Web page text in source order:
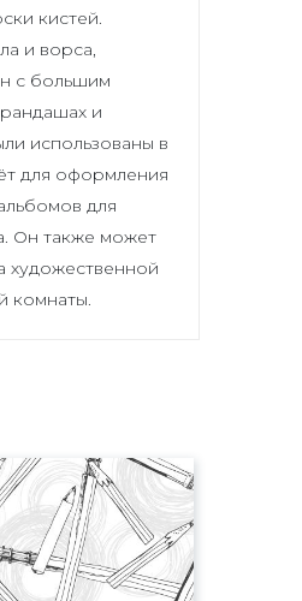
кистей.
и ворса,
с большим
и
использованы в
для оформления
для
Он также может
художественной
комнаты.